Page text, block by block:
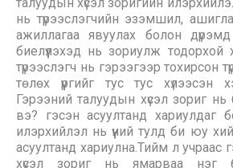
нь түрээслэгчийн эзэмшил,
ажиллагаа явуулах болон
биелүүлэхэд нь зориулж тодорхой
түрээслэгч нь гэрээгээр тохирсон
төлөх үүргийг тус тус хүлээсэн
Гэрээний талуудын хүсэл зориг
вэ? гэсэн асуултанд хариулдаг
илэрхийлэл нь үүний тулд би юу
асуултанд хариулна.Тийм л учраас
хүсэл зориг нь ямарваа нэг